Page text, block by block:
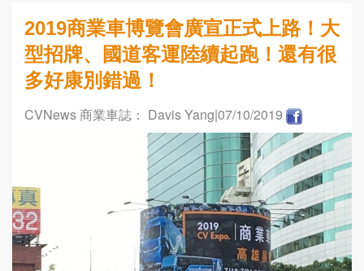
2019商業車博覽會廣宣正式上路！大
型招牌、國道客運陸續起跑！還有很
多好康別錯過！
CVNews 商業車誌： Davis Yang|07/10/2019